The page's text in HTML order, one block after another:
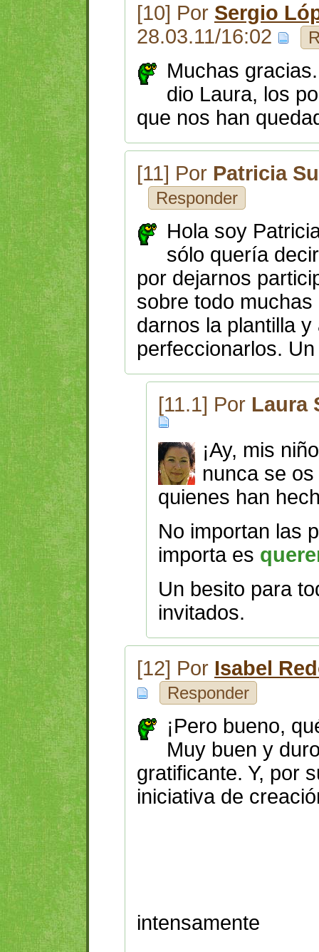
[10] Por Sergio
28.03.11/16:02
Muchas
dio Laura, los
que nos han
[11] Por Patricia
Responder
Hola soy
sólo quería
por dejarnos
sobre todo
darnos la plantilla
perfeccionarlos.
[11.1] Por Laura
¡Ay, mis
nunca se
quienes han
No importan las
importa es
Un besito para
invitados.
[12] Por Isabel
Responder
¡Pero bueno,
Muy buen y
gratificante. Y, por
iniciativa de
intensamente